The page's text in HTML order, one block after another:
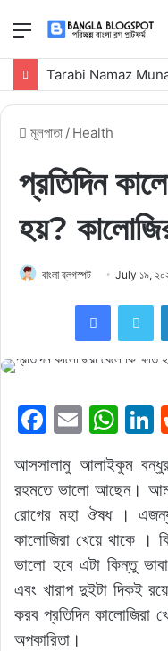
মেনু
মূলপাতা / Health
প্রতিদিন
হয়?
বাংলা ব্লগস্পট July ১৯,
F
c
e
b
o
o
k
E
m
ai
l
W
at
s
A
p
p
k
n
আসসালামু আলাইকুম
রহমতে ভালো আছেন।
রোগের মহা ঔষধ ।
কালোজিরা খেয়ে থাকে ।
ভালো হবে এটা কিন্তু
এবং খারাপ দুইটা দিকই
করব প্রতিদিন কালোজিরা
অপকারিতা।